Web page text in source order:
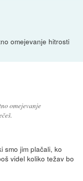
omejevanje hitrosti
omejevanje
smo jim plačali, ko
videl koliko težav bo